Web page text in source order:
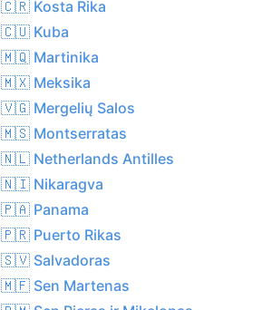
🇨🇷 Kosta Rika
🇨🇺 Kuba
🇲🇶 Martinika
🇲🇽 Meksika
🇻🇬 Mergelių Salos
🇲🇸 Montserratas
🇳🇱 Netherlands Antilles
🇳🇮 Nikaragva
🇵🇦 Panama
🇵🇷 Puerto Rikas
🇸🇻 Salvadoras
🇲🇫 Sen Martenas